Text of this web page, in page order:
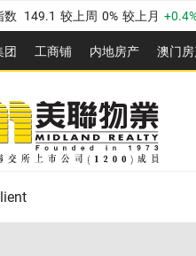
数 149.1 较上周 0% 较上月
数 157.4 较上周 -0.3% 较上月 -
数 156.4 较上周 -0.1% 较上月
数 134.8 较上周 0.1% 较上月
心指数 77.1 较上周 0.7% 较上月
团 工商铺 内地房产 澳⻔
数 149.1 较上周 0% 较上月